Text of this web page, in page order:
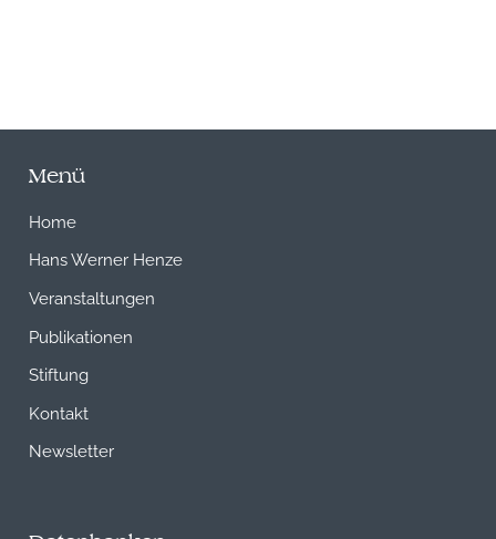
Menü
Home
Hans Werner Henze
Veranstaltungen
Publikationen
Stiftung
Kontakt
Newsletter